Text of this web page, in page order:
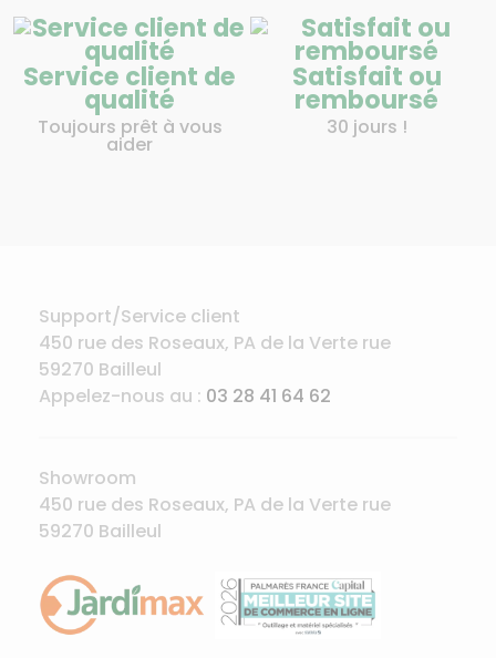
Service client de
qualité
Toujours prêt à vous
aider
Satisfait ou
remboursé
30 jours !
Support/Service client
450 rue des Roseaux, PA de la Verte rue
59270 Bailleul
Appelez-nous au : 03 28 41 64 62
Showroom
450 rue des Roseaux, PA de la Verte rue
59270 Bailleul